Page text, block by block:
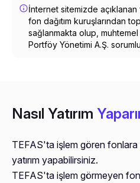
İnternet sitemizde
fon dağıtım kuruşlarından
sağlanmakta olup,
Portföy Yönetimi A.Ş.
Nasıl Yatırım
TEFAS'ta işlem gören
yatırım yapabilirsiniz.
TEFAS'ta işlem görmeyen